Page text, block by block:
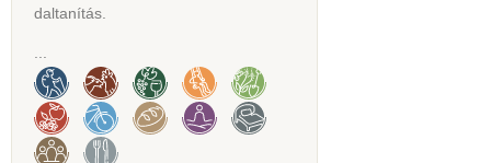
daltanítás.
...